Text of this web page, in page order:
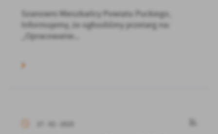
Szanowni Mieszkańcy Powiatu Puckiego,
Informujemy, że ogłosiliśmy przetarg na:
„Opracowanie...